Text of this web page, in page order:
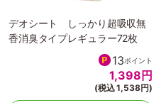
デオシート しっかり超吸収無
香消臭タイプレギュラー72枚
13ポイント
1,398 円
(税込 1,538円)